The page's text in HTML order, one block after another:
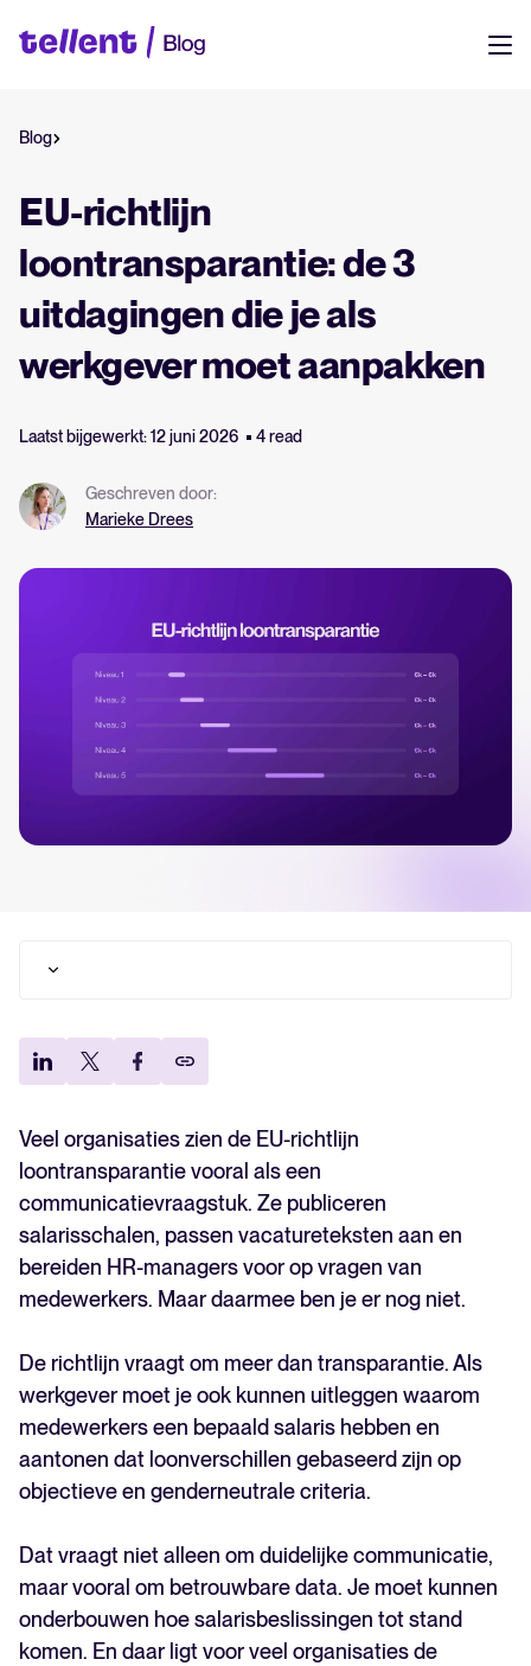
Resources
samenkomt.
Onze klanten
Echte teams, echte resultaten. Zie hoe bedrijven zoals het jouwe
Tellent inzetten om beter te werven en sterkere teams te bouwen.
Helpcentrum
op één plek.
Productupdates
NL
FR
Login
Blog
EU-richtlijn
loontransparantie: de 3
uitdagingen die je als
werkgever moet aanpakken
Laatst bijgewerkt: 12 juni 2026 4 read
Geschreven door:
Marieke Drees
goed dan je denkt
Uitdaging 2: Managers zijn niet voldoende
Uitdaging 3: Rapporteren is niet genoeg om
loonverschillen te verkleinen
Breng eerst de basis op orde voordat je over
loontransparantie communiceert
Veel organisaties zien de EU-richtlijn
loontransparantie vooral als een
communicatievraagstuk. Ze publiceren
salarisschalen, passen vacatureteksten aan en
bereiden HR-managers voor op vragen van
medewerkers. Maar daarmee ben je er nog niet.
De richtlijn vraagt om meer dan transparantie. Als
werkgever moet je ook kunnen uitleggen waarom
medewerkers een bepaald salaris hebben en
aantonen dat loonverschillen gebaseerd zijn op
objectieve en genderneutrale criteria.
Dat vraagt niet alleen om duidelijke communicatie,
maar vooral om betrouwbare data. Je moet kunnen
onderbouwen hoe salarisbeslissingen tot stand
komen. En daar ligt voor veel organisaties de